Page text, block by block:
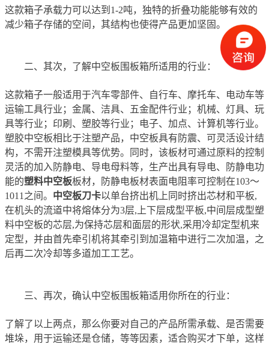
这款箱子承载力可以达到1-2吨，独特的折叠功能能够有效的
减少箱子存储的空间，其结构也使得产品更加坚固。
二、其次，了解中空板围板箱所适用的行业：
这款箱子一般适用于汽车零部件、自行车、摩托车、电动车等
运输工具行业；金属、洁具、五金配件行业；机械、灯具、玩
具等行业；印刷、塑胶等行业；电子、加点、计算机等行业。
塑胶中空板相比于注塑产品，中空板具有防震、可灵活设计结
构，不需开注塑模具等优势。同时，该板材可通过原料的控制
灵活的加入防静电、导电母料等，生产出具有导电、防静电功
能的塑料中空板板材，防静电板材表面电阻率可控制在103～
1011之间。 中空板刀卡以单台挤出机上同时挤出芯材和平板,
在机头的流道中将熔体分为3层,上下层成型平板,中间层成型塑
料中空板的芯层,为保持芯层和面层的形状,采用冷却定型机来
定型，并由首先牵引机将其牵引到加温箱中进行二次加温，之
后再二次冷却等多道加工工艺。
三、再次，确认中空板围板箱适用你所在的行业：
了解了以上两点，那么你要对自己的产品所需承载、是否需要
堆垛，用于运输还是仓储，等等因素，适合购买才下单，这样